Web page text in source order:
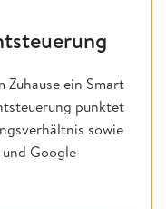
Zuhause ein Smart
punktet
sowie
Google